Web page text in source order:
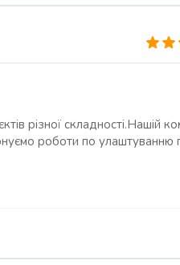
різної складності.Нашій
роботи по улаштуванню